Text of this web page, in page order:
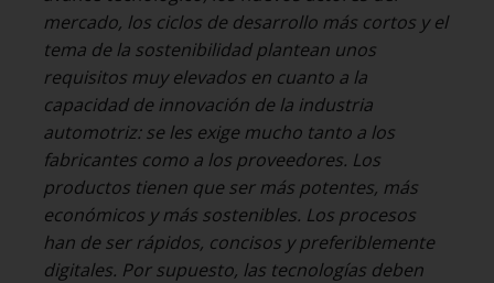
mercado, los ciclos de desarrollo más cortos y el
tema de la sostenibilidad plantean unos
requisitos muy elevados en cuanto a la
capacidad de innovación de la industria
automotriz: se les exige mucho tanto a los
fabricantes como a los proveedores. Los
productos tienen que ser más potentes, más
económicos y más sostenibles. Los procesos
han de ser rápidos, concisos y preferiblemente
digitales. Por supuesto, las tecnologías deben